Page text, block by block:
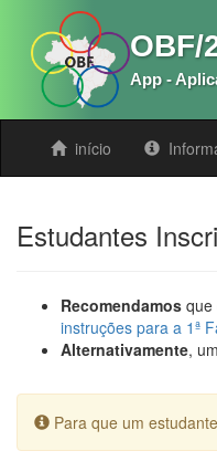
OBF/
App -
início
Estudantes
Recomendamos que
instruções para a 1ª
Alternativamente,
Para que um